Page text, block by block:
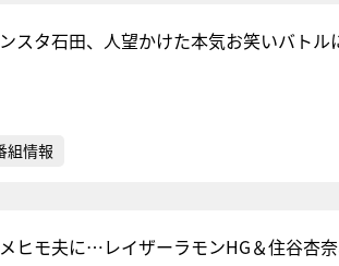
スタ石田、人望かけた本気お笑いバトル
組情報
ヒモ夫に…レイザーラモンHG＆住谷杏